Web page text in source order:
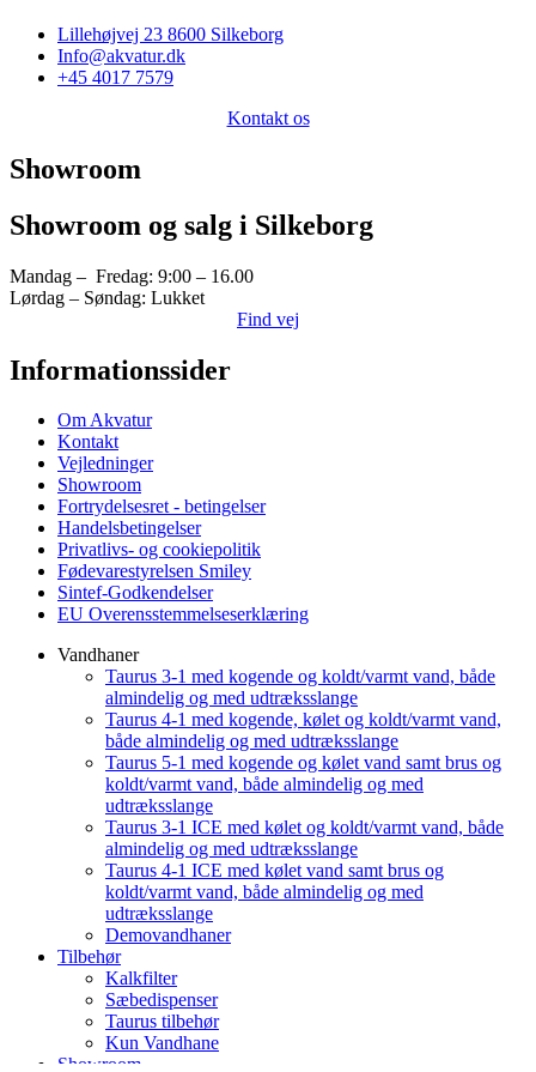
Lillehøjvej 23 8600 Silkeborg
Info@akvatur.dk
+45 4017 7579
Kontakt os
Showroom
Showroom og salg i Silkeborg
Mandag – Fredag: 9:00 – 16.00
Lørdag – Søndag: Lukket
Find vej
Informationssider
Om Akvatur
Kontakt
Vejledninger
Showroom
Fortrydelsesret - betingelser
Handelsbetingelser
Privatlivs- og cookiepolitik
Fødevarestyrelsen Smiley
Sintef-Godkendelser
EU Overensstemmelseserklæring
Vandhaner
Taurus 3-1 med kogende og koldt/varmt vand, både
almindelig og med udtræksslange
Taurus 4-1 med kogende, kølet og koldt/varmt vand,
både almindelig og med udtræksslange
Taurus 5-1 med kogende og kølet vand samt brus og
koldt/varmt vand, både almindelig og med
udtræksslange
Taurus 3-1 ICE med kølet og koldt/varmt vand, både
almindelig og med udtræksslange
Taurus 4-1 ICE med kølet vand samt brus og
koldt/varmt vand, både almindelig og med
udtræksslange
Demovandhaner
Tilbehør
Kalkfilter
Sæbedispenser
Taurus tilbehør
Kun Vandhane
Showroom